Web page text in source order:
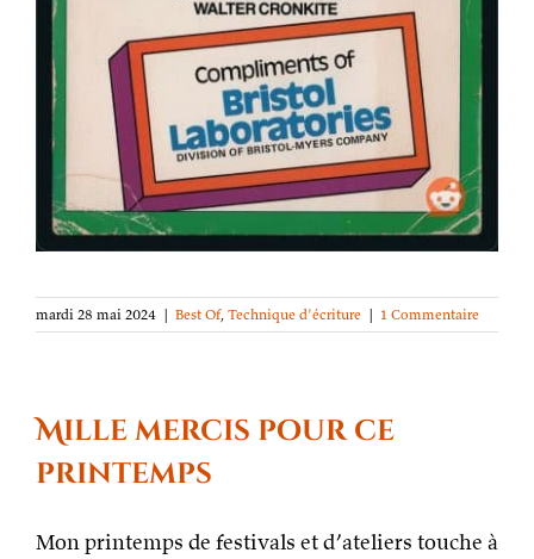
mardi 28 mai 2024 | Best Of, Technique d'écriture | 1 Commentaire
Mille mercis pour ce
printemps
Mon printemps de festivals et d’ateliers touche à